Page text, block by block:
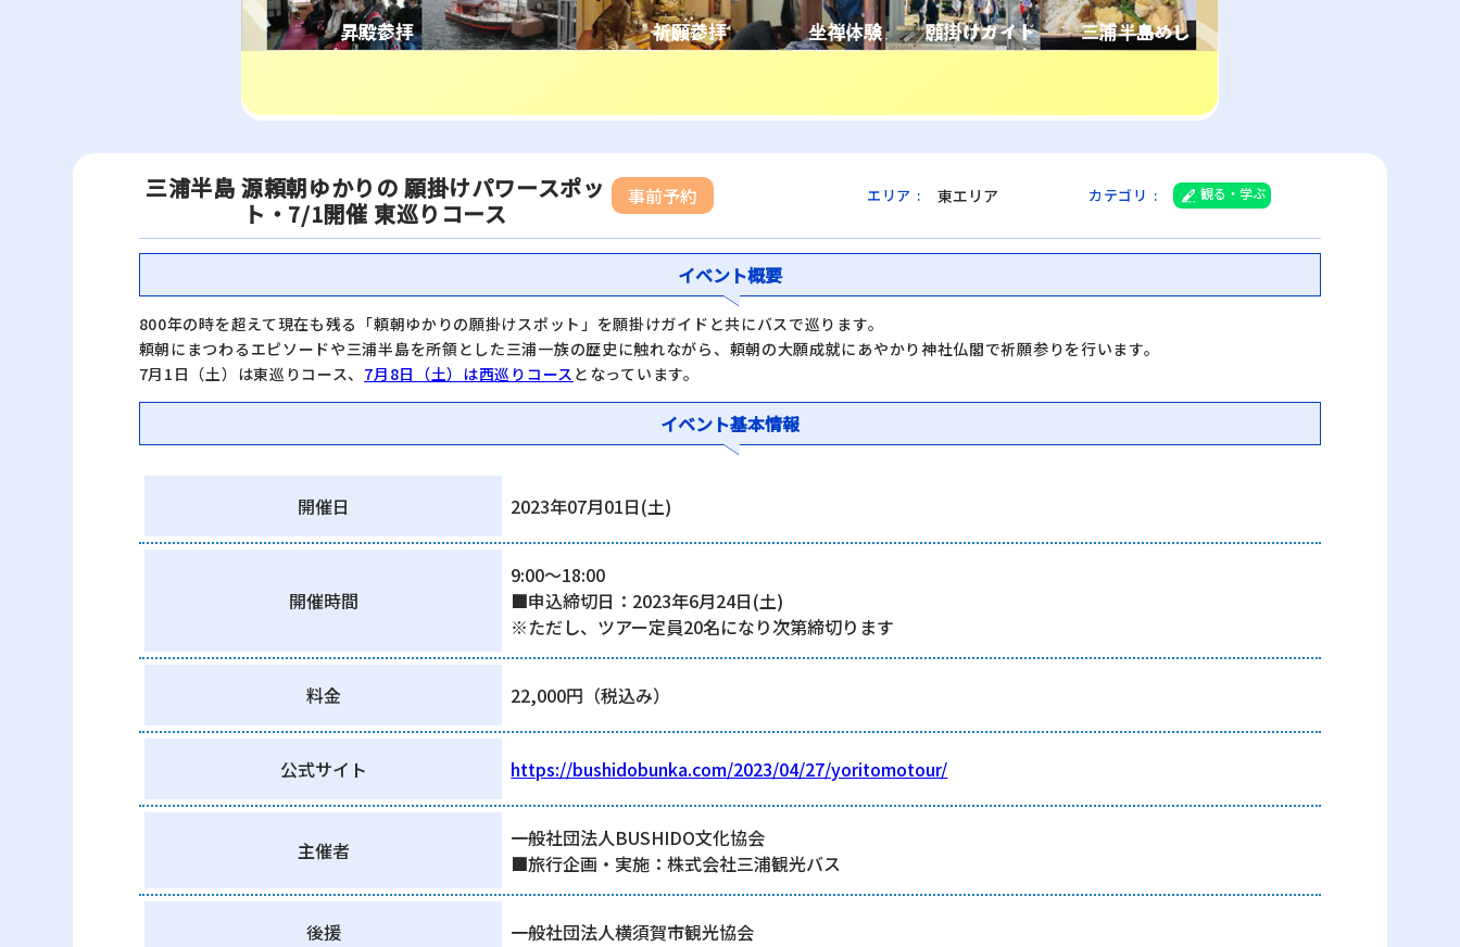
三浦半島 源頼朝ゆかりの 願掛けパワースポッ
ト・7/1開催 東巡りコース
事前予約 エリア : 東エリア カテゴリ : 観る・学ぶ
イベント概要
800年の時を超えて現在も残る「頼朝ゆかりの願掛けスポット」を願掛けガイドと共にバスで巡ります。
頼朝にまつわるエピソードや三浦半島を所領とした三浦一族の歴史に触れながら、頼朝の大願成就にあやかり神社仏閣で祈願参りを行います。
7月1日（土）は東巡りコース、 7月8日（土）は西巡りコース となっています。
イベント基本情報
開催日 2023年07月01日(土)
開催時間
9:00～18:00
■申込締切日：2023年6月24日(土)
※ただし、ツアー定員20名になり次第締切ります
料金 22,000円（税込み）
公式サイト https://bushidobunka.com/2023/04/27/yoritomotour/
主催者
一般社団法人BUSHIDO文化協会
■旅行企画・実施：株式会社三浦観光バス
後援 一般社団法人横須賀市観光協会